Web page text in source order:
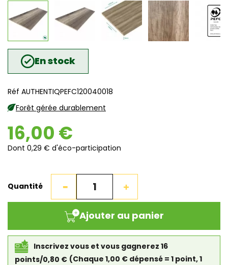
En stock
Réf AUTHENTIQPEFC120040018
Forêt gérée durablement
16,00 €
Dont 0,29 € d'éco-participation
Quantité
Ajouter au panier
Inscrivez vous et vous gagnerez 16
points/0,80 € (Chaque 1,00 € dépensé = 1 point, 1